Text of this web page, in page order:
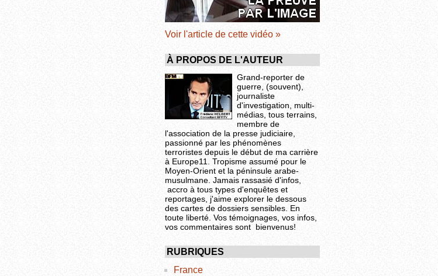
Voir l'article de cette vidéo »
À PROPOS DE L'AUTEUR
Grand-reporter de
guerre, (souvent),
journaliste
d'investigation, multi-
médias, tous terrains,
membre de
l'association de la presse judiciaire,
passionné par les phénomènes
terroristes depuis le début de ma carrière
à Europe11. Tropisme assumé pour le
Moyen-Orient et la péninsule arabe-
musulmane. Jamais rassasié d'infos,
accro à tous types d'enquêtes et
reportages, j'aime explorer le dessous
des cartes de dossiers sensibles. En
toute liberté. Vos témoignages, vos infos,
vos commentaires sont bienvenus!
RUBRIQUES
France